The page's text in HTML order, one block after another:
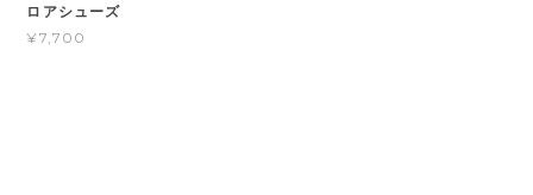
ロアシューズ
¥7,700